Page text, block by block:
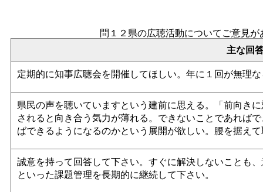
問１２県の広聴活動についてご意見
主な回
定期的に知事広聴会を開催してほしい。年に１回が無理
県民の声を聴いていますという建前に思える。「前向き
されると向き合う気力が薄れる。できないことであれば
ばできるようになるのかという展開が欲しい。腰を据え
誠意を持って回答して下さい。すぐに解決しないことも
といった課題管理を長期的に継続して下さい。